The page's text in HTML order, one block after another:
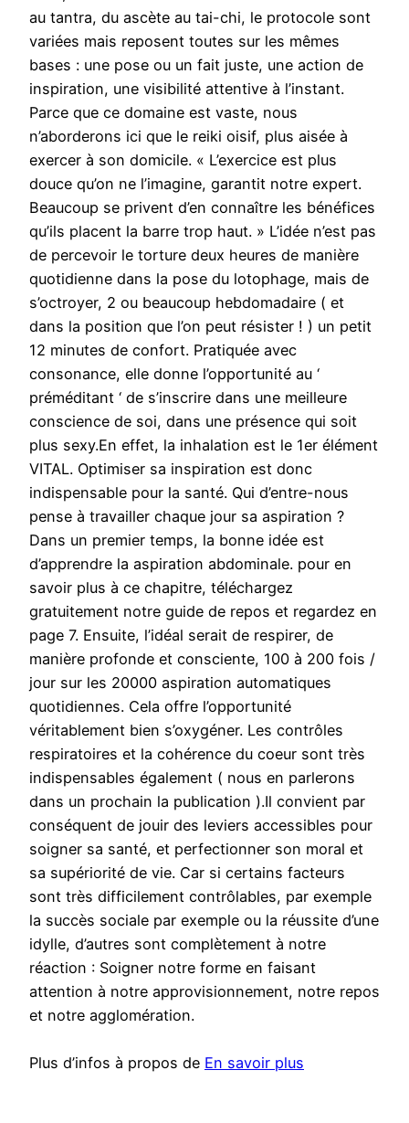
au tantra, du ascète au tai-chi, le protocole sont
variées mais reposent toutes sur les mêmes
bases : une pose ou un fait juste, une action de
inspiration, une visibilité attentive à l’instant.
Parce que ce domaine est vaste, nous
n’aborderons ici que le reiki oisif, plus aisée à
exercer à son domicile. « L’exercice est plus
douce qu’on ne l’imagine, garantit notre expert.
Beaucoup se privent d’en connaître les bénéfices
qu’ils placent la barre trop haut. » L’idée n’est pas
de percevoir le torture deux heures de manière
quotidienne dans la pose du lotophage, mais de
s’octroyer, 2 ou beaucoup hebdomadaire ( et
dans la position que l’on peut résister ! ) un petit
12 minutes de confort. Pratiquée avec
consonance, elle donne l’opportunité au ‘
préméditant ‘ de s’inscrire dans une meilleure
conscience de soi, dans une présence qui soit
plus sexy.En effet, la inhalation est le 1er élément
VITAL. Optimiser sa inspiration est donc
indispensable pour la santé. Qui d’entre-nous
pense à travailler chaque jour sa aspiration ?
Dans un premier temps, la bonne idée est
d’apprendre la aspiration abdominale. pour en
savoir plus à ce chapitre, téléchargez
gratuitement notre guide de repos et regardez en
page 7. Ensuite, l’idéal serait de respirer, de
manière profonde et consciente, 100 à 200 fois /
jour sur les 20000 aspiration automatiques
quotidiennes. Cela offre l’opportunité
véritablement bien s’oxygéner. Les contrôles
respiratoires et la cohérence du coeur sont très
indispensables également ( nous en parlerons
dans un prochain la publication ).Il convient par
conséquent de jouir des leviers accessibles pour
soigner sa santé, et perfectionner son moral et
sa supériorité de vie. Car si certains facteurs
sont très difficilement contrôlables, par exemple
la succès sociale par exemple ou la réussite d’une
idylle, d’autres sont complètement à notre
réaction : Soigner notre forme en faisant
attention à notre approvisionnement, notre repos
et notre agglomération.
Plus d’infos à propos de En savoir plus